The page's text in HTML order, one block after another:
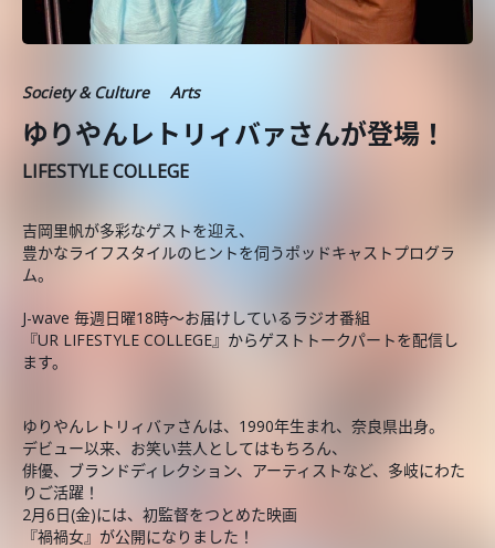
Society & Culture Arts
ゆりやんレトリィバァさんが登場！
LIFESTYLE COLLEGE
吉岡里帆が多彩なゲストを迎え、
豊かなライフスタイルのヒントを伺うポッドキャストプログラ
ム。
J-wave 毎週日曜18時～お届けしているラジオ番組
『UR LIFESTYLE COLLEGE』からゲストトークパートを配信し
ます。
ゆりやんレトリィバァさんは、1990年生まれ、奈良県出身。
デビュー以来、お笑い芸人としてはもちろん、
俳優、ブランドディレクション、アーティストなど、多岐にわた
りご活躍！
2月6日(金)には、初監督をつとめた映画
『禍禍女』が公開になりました！